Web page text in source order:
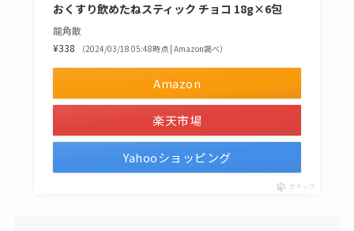
おくすり飲めたねスティック チョコ 18g×6包
龍角散
¥338
（2024/03/18 05:48時点 | Amazon調べ）
Amazon
楽天市場
Yahooショッピング
ポチップ